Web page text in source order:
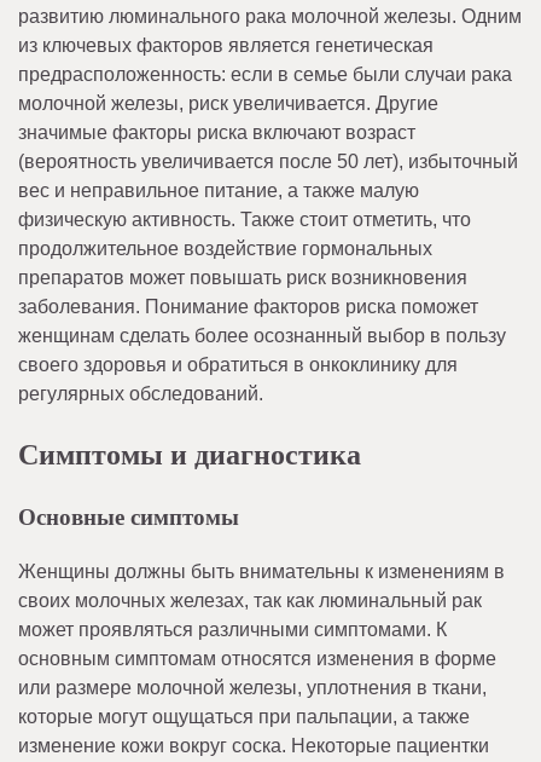
развитию люминального рака молочной железы. Одним
из ключевых факторов является генетическая
предрасположенность: если в семье были случаи рака
молочной железы, риск увеличивается. Другие
значимые факторы риска включают возраст
(вероятность увеличивается после 50 лет), избыточный
вес и неправильное питание, а также малую
физическую активность. Также стоит отметить, что
продолжительное воздействие гормональных
препаратов может повышать риск возникновения
заболевания. Понимание факторов риска поможет
женщинам сделать более осознанный выбор в пользу
своего здоровья и обратиться в онкоклинику для
регулярных обследований.
Симптомы и диагностика
Основные симптомы
Женщины должны быть внимательны к изменениям в
своих молочных железах, так как люминальный рак
может проявляться различными симптомами. К
основным симптомам относятся изменения в форме
или размере молочной железы, уплотнения в ткани,
которые могут ощущаться при пальпации, а также
изменение кожи вокруг соска. Некоторые пациентки